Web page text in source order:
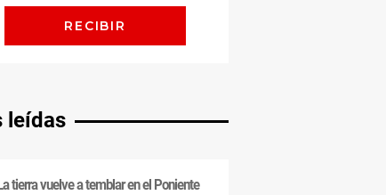
leídas
tierra vuelve a temblar en el Poniente